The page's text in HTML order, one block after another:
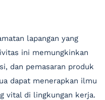
lapangan yang
ini memungkinkan
dan pemasaran produk
dapat menerapkan ilmu
vital di lingkungan kerja.